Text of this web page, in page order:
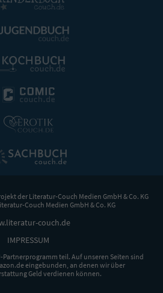
derLiteratur-Couch Medien GmbH & Co. KG
Couch Medien GmbH & Co. KG
couch.de
IMPRESSUM
Partnerprogramm teil. Auf unseren Seiten sind
eingebunden, an denen wir über
Geld verdienen können.